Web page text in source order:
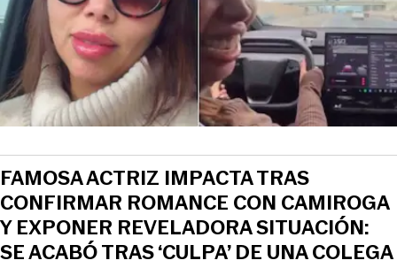
View this post on Instagram
FAMOSA ACTRIZ IMPACTA TRAS
CONFIRMAR ROMANCE CON CAMIROGA
Y EXPONER REVELADORA SITUACIÓN:
SE ACABÓ TRAS ‘CULPA’ DE UNA COLEGA